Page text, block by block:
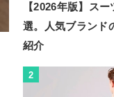
【2026年版】ス
選。人気ブランド
紹介
2